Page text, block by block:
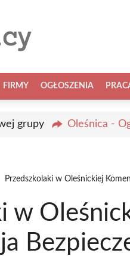
FIRMY OGŁOSZENIA
grupy Oleśnica -
Przedszkolaki w Oleśnickiej
w